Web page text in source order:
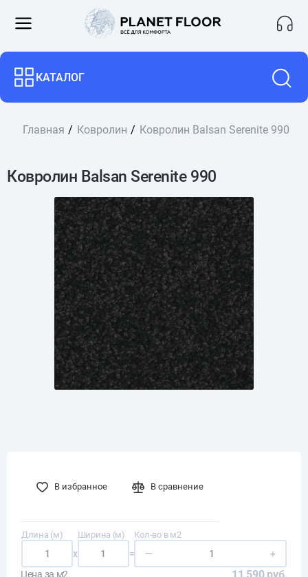
КАТАЛОГ
Главная Ковролин Ковролин Balsan Serenite 990
Ковролин Balsan Serenite 990
В избранное В сравнение
Длина (м)
x
Ширина (м)
=
Кол-во в м2
—
+
Цена за м2